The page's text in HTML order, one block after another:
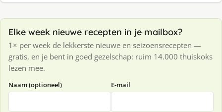
Elke week nieuwe recepten in je mailbox?
1× per week de lekkerste nieuwe en seizoensrecepten —
gratis, en je bent in goed gezelschap: ruim 14.000 thuiskoks
lezen mee.
Naam (optioneel) E-mail